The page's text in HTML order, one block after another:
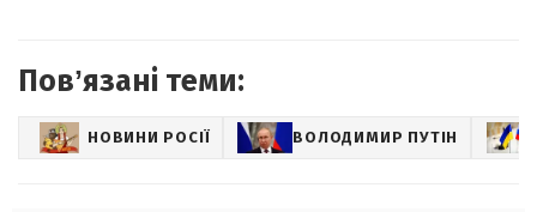
Повʼязані теми:
НОВИНИ РОСІЇ ВОЛОДИМИР ПУТІН